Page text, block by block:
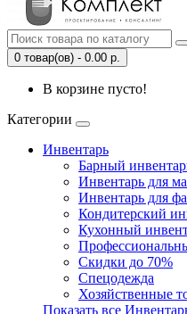
0 товар(ов) - 0.00 р.
В корзине пусто!
Категории
Инвентарь
Барный
Инвентарь для
Инвентарь для
Кондитерский
Кухонный
Скидки до 70%
Спецодежда
Хозяйственные
Показать все